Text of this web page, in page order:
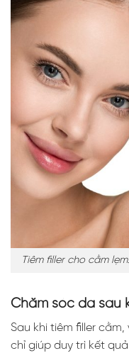
Tiêm filler cho cằm
Chăm sóc da sau
Sau khi tiêm filler
chỉ giúp duy trì kết